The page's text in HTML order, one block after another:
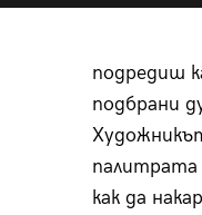
подредиш
подбрани
палитрата
как да